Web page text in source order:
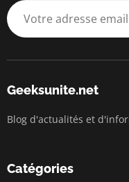
Geeksunite.net
Blog d'actualités et
Catégories